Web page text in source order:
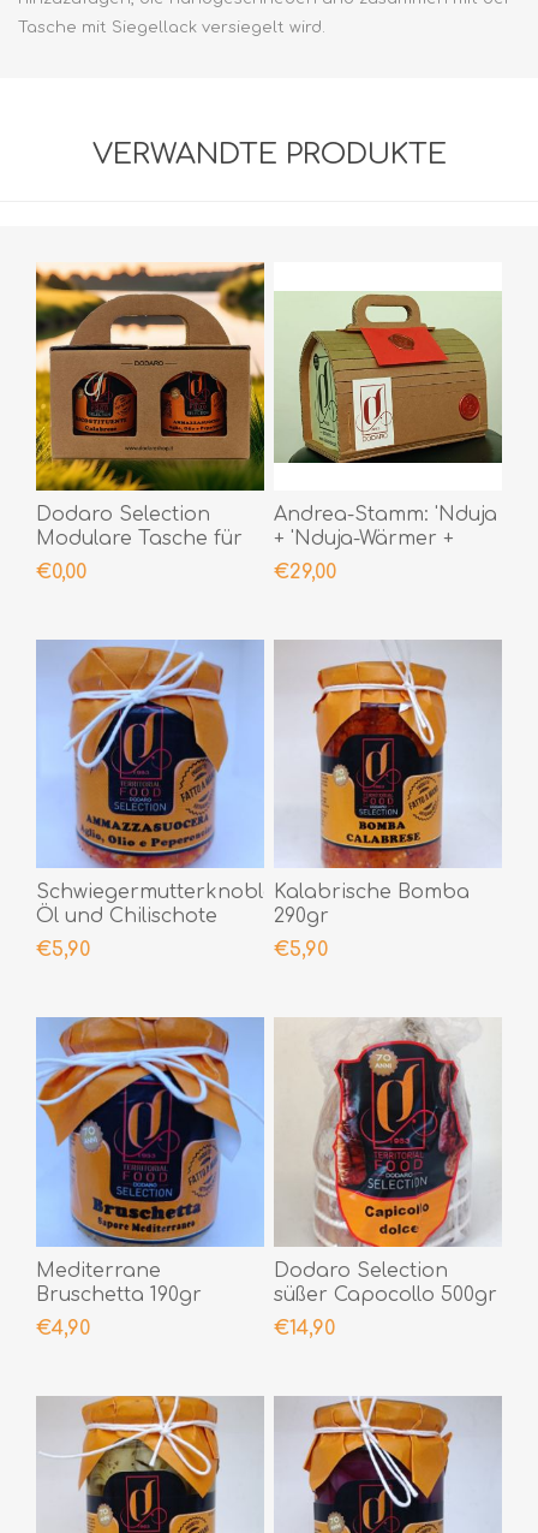
Tasche mit Siegellack versiegelt wird.
VERWANDTE PRODUKTE
Dodaro Selection
Modulare Tasche für
kleine Gläser
€0,00
Andrea-Stamm: 'Nduja
+ 'Nduja-Wärmer +
würzige Chili-Cremes +
persönliche Notiz,
Siegellack
€29,00
Schwiegermutterknoblauch,
Öl und Chilischote
190gr
€5,90
Kalabrische Bomba
290gr
€5,90
Mediterrane
Bruschetta 190gr
€4,90
Dodaro Selection
süßer Capocollo 500gr
€14,90